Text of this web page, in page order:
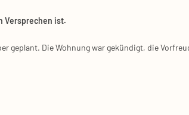
Ver­spre­chen ist.
geplant. Die Woh­nung war gekün­digt, die